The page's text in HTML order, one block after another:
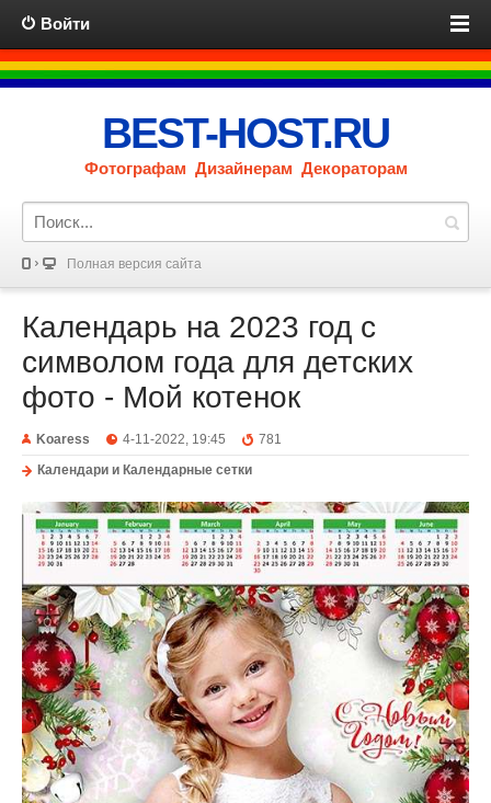
Войти
BEST-HOST.RU
Фотографам Дизайнерам Декораторам
Полная версия сайта
Календарь на 2023 год с
символом года для детских
фото - Мой котенок
Koaress 4-11-2022, 19:45
781
Календари и Календарные сетки